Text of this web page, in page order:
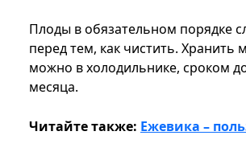
Плоды в обязательном порядке
перед тем, как чистить. Хранить
можно в холодильнике, сроком
месяца.
Читайте также: Ежевика –